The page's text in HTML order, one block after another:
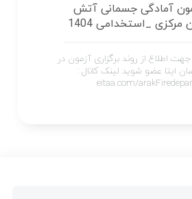
آمادگی جسمانی آتش
_استخدامی 1404
اطلاع از روند برگزاری آزمون در
ایتا عضو شوید لینک کانال :
eitaa.com/